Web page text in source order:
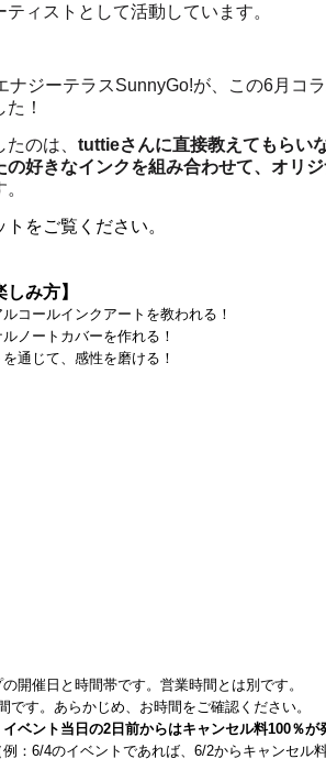
ィストとして活動しています。
ナジーテラスSunnyGo!が、この6月コ
！
のは、 tuttieさんに直接教えてもらい
の好きなインクを組み合わせて、オリ
をご覧ください。
み方】
コールインクアートを教われる！
ノートカバーを作れる！
通じて、感性を磨ける！
開催日と時間帯です。営業時間とは別です。
す。あらかじめ、お時間をご確認ください。
イベント当日の2日前からはキャンセル料100％が
：6/4のイベントであれば、6/2からキャンセル料